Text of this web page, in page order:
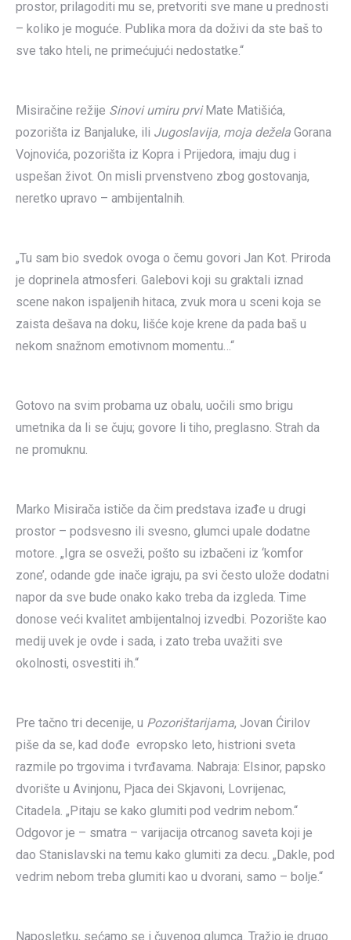
prostor, prilagoditi mu se, pretvoriti sve mane u prednosti
– koliko je moguće. Publika mora da doživi da ste baš to
sve tako hteli, ne primećujući nedostatke.“
Misiračine režije Sinovi umiru prviMate Matišića,
pozorišta iz Banjaluke, ili Jugoslavija, moja dežela Gorana
Vojnovića, pozorišta iz Kopra i Prijedora, imaju dug i
uspešan život. On misli prvenstveno zbog gostovanja,
neretko upravo – ambijentalnih.
„Tu sam bio svedok ovoga o čemu govori Jan Kot. Priroda
je doprinela atmosferi. Galebovi koji su graktali iznad
scene nakon ispaljenih hitaca, zvuk mora u sceni koja se
zaista dešava na doku, lišće koje krene da pada baš u
nekom snažnom emotivnom momentu…“
Gotovo na svim probama uz obalu, uočili smo brigu
umetnika da li se čuju; govore li tiho, preglasno. Strah da
ne promuknu.
Marko Misirača ističe da čim predstava izađe u drugi
prostor – podsvesno ili svesno, glumci upale dodatne
motore. „Igra se osveži, pošto su izbačeni iz ‘komfor
zone’, odande gde inače igraju, pa svi često ulože dodatni
napor da sve bude onako kako treba da izgleda. Time
donose veći kvalitet ambijentalnoj izvedbi. Pozorište kao
medij uvek je ovde i sada, i zato treba uvažiti sve
okolnosti, osvestiti ih.“
Pre tačno tri decenije, u Pozorištarijama, Jovan Ćirilov
piše da se, kad dođe evropsko leto, histrioni sveta
razmile po trgovima i tvrđavama. Nabraja: Elsinor, papsko
dvorište u Avinjonu, Pjaca dei Skjavoni, Lovrijenac,
Citadela. „Pitaju se kako glumiti pod vedrim nebom.“
Odgovor je – smatra – varijacija otrcanog saveta koji je
dao Stanislavski na temu kako glumiti za decu. „Dakle, pod
vedrim nebom treba glumiti kao u dvorani, samo – bolje.“
Naposletku, sećamo se i čuvenog glumca. Tražio je drugo